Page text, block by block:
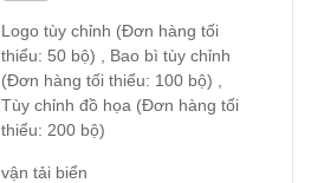
Logo tùy chỉnh (Đơn hàng tối
thiểu: 50 bộ) , Bao bì tùy chỉnh
(Đơn hàng tối thiểu: 100 bộ) ,
Tùy chỉnh đồ họa (Đơn hàng tối
thiểu: 200 bộ)
vận tải biển